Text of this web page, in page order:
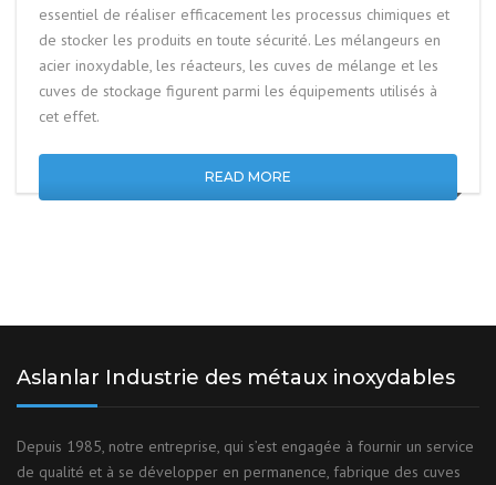
essentiel de réaliser efficacement les processus chimiques et
de stocker les produits en toute sécurité. Les mélangeurs en
acier inoxydable, les réacteurs, les cuves de mélange et les
cuves de stockage figurent parmi les équipements utilisés à
cet effet.
READ MORE
Aslanlar Industrie des métaux inoxydables
Depuis 1985, notre entreprise, qui s’est engagée à fournir un service
de qualité et à se développer en permanence, fabrique des cuves